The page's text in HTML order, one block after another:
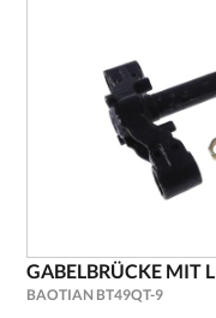
GABELBRÜCKE MIT
BAOTIAN BT49QT-9